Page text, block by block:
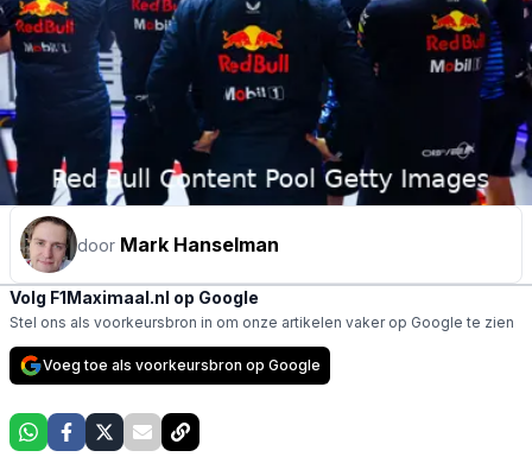
door Mark Hanselman
Volg F1Maximaal.nl op Google
Stel ons als voorkeursbron in om onze artikelen vaker op Google te zien
Voeg toe als voorkeursbron op Google